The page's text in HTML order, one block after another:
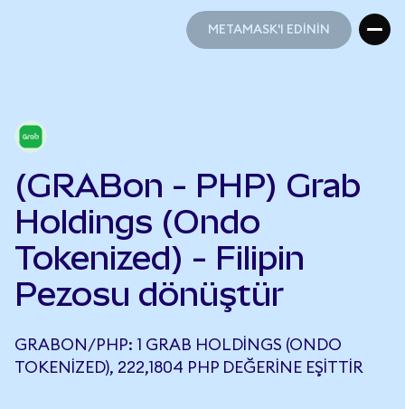
METAMASK'I EDİNİN
(GRABon - PHP) Grab
Holdings (Ondo
Tokenized) - Filipin
Pezosu dönüştür
GRABON/PHP: 1 GRAB HOLDINGS (ONDO
TOKENIZED), 222,1804 PHP DEĞERINE EŞITTIR